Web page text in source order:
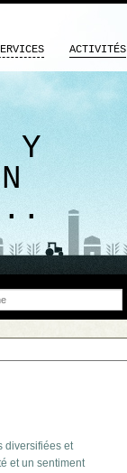
Y
ACTIVITÉS
diversifiées et
et un sentiment